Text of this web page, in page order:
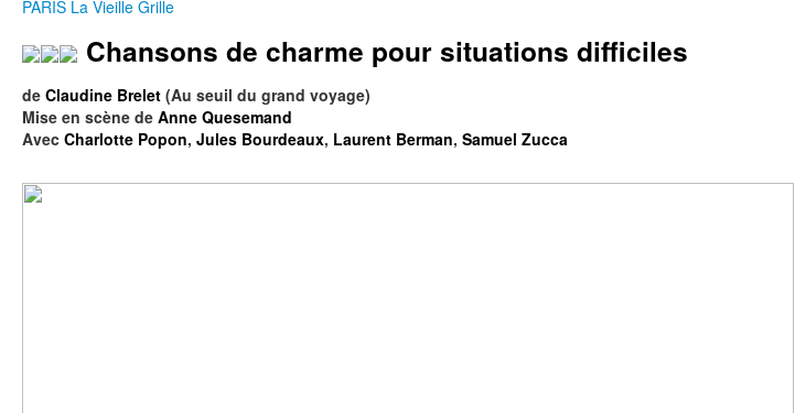
PARIS La Vieille Grille
Chansons de charme pour situations difficiles
de Claudine Brelet (Au seuil du grand voyage)
Mise en scène de Anne Quesemand
Avec Charlotte Popon, Jules Bourdeaux, Laurent Berman, Samuel Zucca